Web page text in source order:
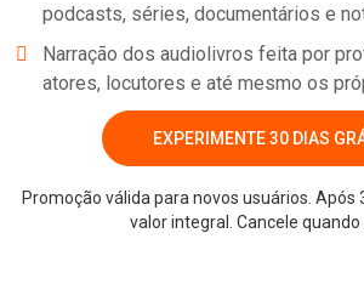
podcasts, séries, documentários e
Narração dos audiolivros feita por
atores, locutores e até mesmo os
EXPERIMENTE 30 DIAS
Promoção válida para novos usuários. Após
valor integral. Cancele quando